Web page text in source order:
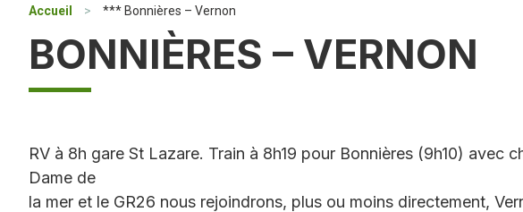
Accueil > *** Bonnières – Vernon
BONNIÈRES – VERNON
RV à 8h gare St Lazare. Train à 8h19 pour Bonnières (9h10) avec
Dame de
la mer et le GR26 nous rejoindrons, plus ou moins directement,